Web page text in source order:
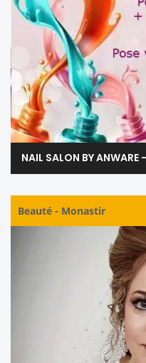
NAIL SALON BY
Beauté - Monastir